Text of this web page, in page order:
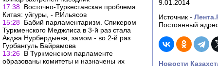
17:38 Восточно-Туркестанская проблема
Китая: уйгуры, - Р.Ильясов
15:28 Бабий парламентаризм. Спикером
Туркменского Меджлиса в 3-й раз стала
Акджа Нурбердыева, замом - во 2-й раз
Гурбангуль Байрамова
13:26 В Туркменском парламенте
образованы комитеты и назначены их
9.01.2014
Источник -
Постоянный
Новости